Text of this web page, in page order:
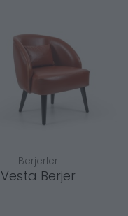
Berjerler
Vesta Berjer